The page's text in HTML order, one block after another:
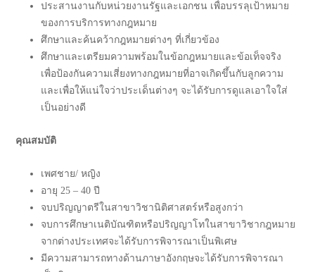
ประสานงานกับหน่วยงานรัฐและเอกชน เพื่อบรรลุเป้าหมาย
ของการบริการทางกฎหมาย
ศึกษาและค้นคว้ากฎหมายต่างๆ ที่เกี่ยวข้อง
ศึกษาและเตรียมความพร้อมในข้อกฎหมายและข้อเท็จจริง
เพื่อป้องกันความเสี่ยงทางกฎหมายที่อาจเกิดขึ้นกับลูกความ
และเพื่อให้แน่ใจว่าประเด็นต่างๆ จะได้รับการดูแลเอาใจใส่
เป็นอย่างดี
คุณสมบัติ
เพศชาย/ หญิง
อายุ 25 – 40 ปี
จบปริญญาตรีในสาขาวิชานิติศาสตร์หรือสูงกว่า
จบการศึกษาเนติบัณฑิตหรือปริญญาโทในสาขาวิชากฎหมาย
จากต่างประเทศจะได้รับการพิจารณาเป็นพิเศษ
มีความสามารถทางด้านภาษาอังกฤษจะได้รับการพิจารณา